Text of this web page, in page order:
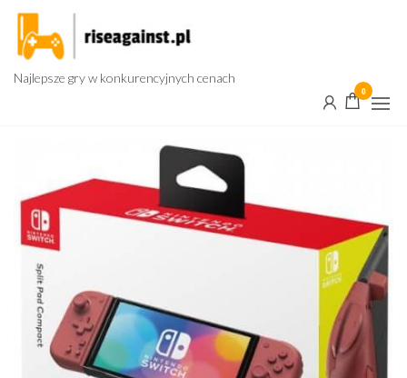
Przejdź
treści
Najlepsze gry w konkurencyjnych cenach
0